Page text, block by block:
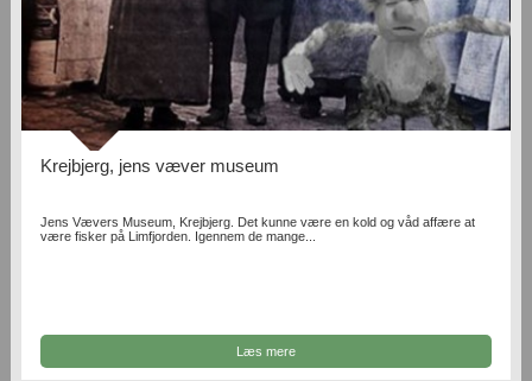
Krejbjerg, jens væver museum
Jens Vævers Museum, Krejbjerg. Det kunne være en kold og våd affære at
være fisker på Limfjorden. Igennem de mange...
Læs mere